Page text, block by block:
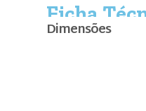
Ficha
Dimensões